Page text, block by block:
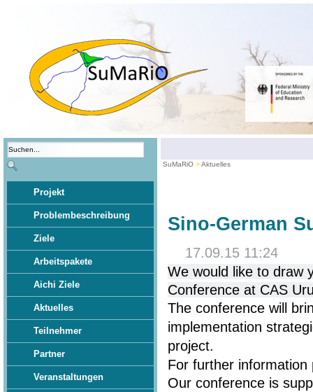
Projekt
Problembeschreibung
Ziele
Arbeitspakete
Aichi Ziele
Aktuelles
Teilnehmer
Partner
Veranstaltungen
SuMaRiO Aktuelles
Sino-German
17.09.15 11:24
We would like to draw
Conference at CAS
The conference will
implementation
project.
For further
Our conference is